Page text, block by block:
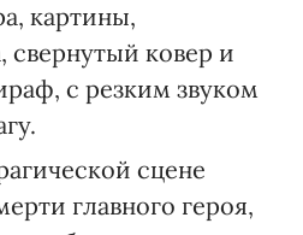
картины,
свернутый ковер и
с резким звуком
сцене
главного героя,